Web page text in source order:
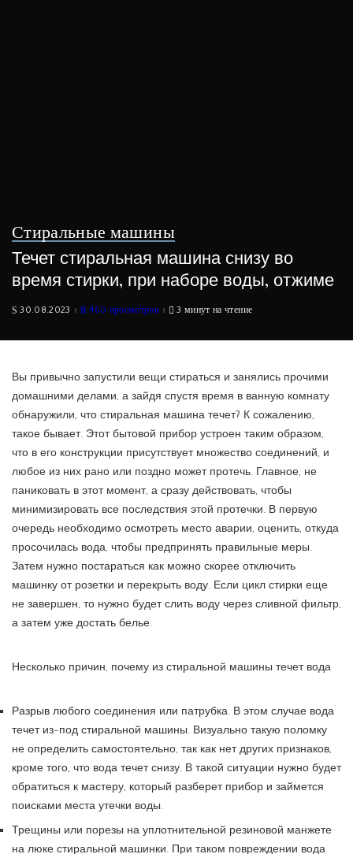
Стиральные машины
Течет стиральная машина снизу во
время стирки, при наборе воды, отжиме
30.08.2023 460 просмотров 3 минут на чтение
Вы привычно запустили вещи стираться и занялись прочими
домашними делами, а зайдя спустя время в ванную комнату
обнаружили, что стиральная машина течет? К сожалению,
такое бывает. Этот бытовой прибор устроен таким образом,
что в его конструкции присутствует множество соединений, и
любое из них рано или поздно может протечь. Главное, не
паниковать в этот момент, а сразу действовать, чтобы
минимизировать все последствия этой протечки. В первую
очередь необходимо осмотреть место аварии, оценить, откуда
просочилась вода, чтобы предпринять правильные меры.
Затем нужно постараться как можно скорее отключить
машинку от розетки и перекрыть воду. Если цикл стирки еще
не завершен, то нужно будет слить воду через сливной фильтр,
а затем уже достать белье.
Несколько причин, почему из стиральной машины течет вода
Разрыв любого соединения или патрубка. В этом случае вода
течет из-под стиральной машины. Визуально такую поломку
не определить самостоятельно, так как нет других признаков,
кроме того, что вода течет снизу. В такой ситуации нужно будет
обратиться к мастеру, который разберет прибор и займется
поисками места утечки воды.
Трещины или порезы на уплотнительной резиновой манжете
на люке стиральной машинки. При таком повреждении вода